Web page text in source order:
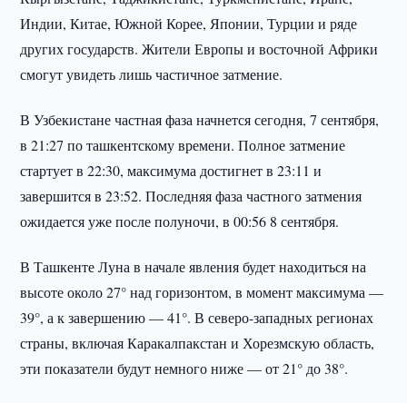
Индии, Китае, Южной Корее, Японии, Турции и ряде
других государств. Жители Европы и восточной Африки
смогут увидеть лишь частичное затмение.
В Узбекистане частная фаза начнется сегодня, 7 сентября,
в 21:27 по ташкентскому времени. Полное затмение
стартует в 22:30, максимума достигнет в 23:11 и
завершится в 23:52. Последняя фаза частного затмения
ожидается уже после полуночи, в 00:56 8 сентября.
В Ташкенте Луна в начале явления будет находиться на
высоте около 27° над горизонтом, в момент максимума —
39°, а к завершению — 41°. В северо-западных регионах
страны, включая Каракалпакстан и Хорезмскую область,
эти показатели будут немного ниже — от 21° до 38°.